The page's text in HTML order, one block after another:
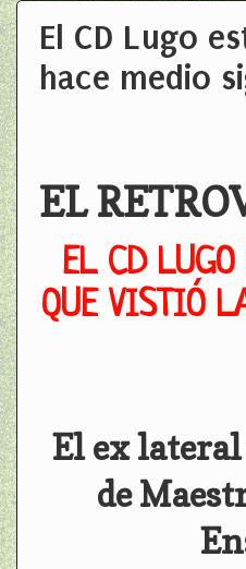
El CD Lugo
hace medio
EL
EL CD
QUE VISTIÓ
El ex lateral
de